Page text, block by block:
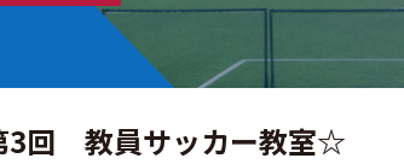
回 教員サッカー教室☆